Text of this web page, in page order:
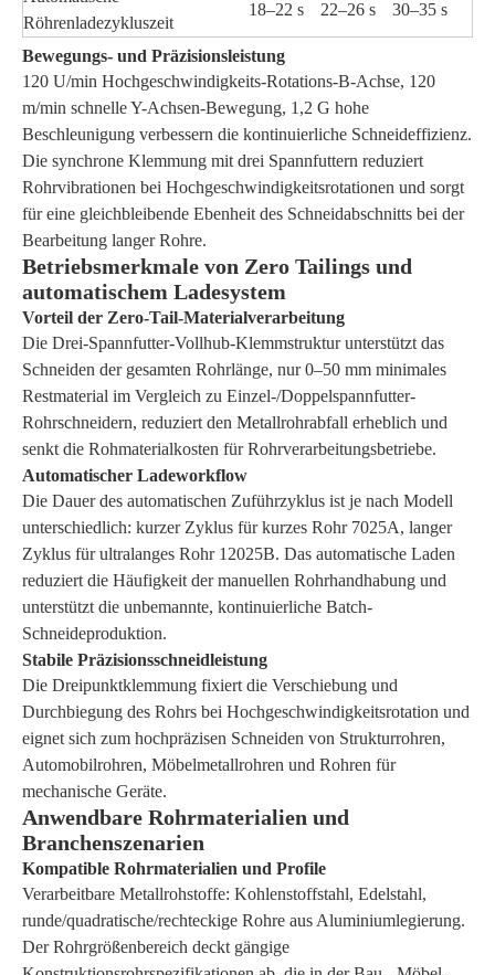
Röhrenladezykluszeit
18–22 s 22–26 s 30–35 s
Bewegungs- und Präzisionsleistung
120 U/min Hochgeschwindigkeits-Rotations-B-Achse, 120
m/min schnelle Y-Achsen-Bewegung, 1,2 G hohe
Beschleunigung verbessern die kontinuierliche Schneideffizienz.
Die synchrone Klemmung mit drei Spannfuttern reduziert
Rohrvibrationen bei Hochgeschwindigkeitsrotationen und sorgt
für eine gleichbleibende Ebenheit des Schneidabschnitts bei der
Bearbeitung langer Rohre.
Betriebsmerkmale von Zero Tailings und
automatischem Ladesystem
Vorteil der Zero-Tail-Materialverarbeitung
Die Drei-Spannfutter-Vollhub-Klemmstruktur unterstützt das
Schneiden der gesamten Rohrlänge, nur 0–50 mm minimales
Restmaterial im Vergleich zu Einzel-/Doppelspannfutter-
Rohrschneidern, reduziert den Metallrohrabfall erheblich und
senkt die Rohmaterialkosten für Rohrverarbeitungsbetriebe.
Automatischer Ladeworkflow
Die Dauer des automatischen Zuführzyklus ist je nach Modell
unterschiedlich: kurzer Zyklus für kurzes Rohr 7025A, langer
Zyklus für ultralanges Rohr 12025B. Das automatische Laden
reduziert die Häufigkeit der manuellen Rohrhandhabung und
unterstützt die unbemannte, kontinuierliche Batch-
Schneideproduktion.
Stabile Präzisionsschneidleistung
Die Dreipunktklemmung fixiert die Verschiebung und
Durchbiegung des Rohrs bei Hochgeschwindigkeitsrotation und
eignet sich zum hochpräzisen Schneiden von Strukturrohren,
Automobilrohren, Möbelmetallrohren und Rohren für
mechanische Geräte.
Anwendbare Rohrmaterialien und
Branchenszenarien
Kompatible Rohrmaterialien und Profile
Verarbeitbare Metallrohstoffe: Kohlenstoffstahl, Edelstahl,
runde/quadratische/rechteckige Rohre aus Aluminiumlegierung.
Der Rohrgrößenbereich deckt gängige